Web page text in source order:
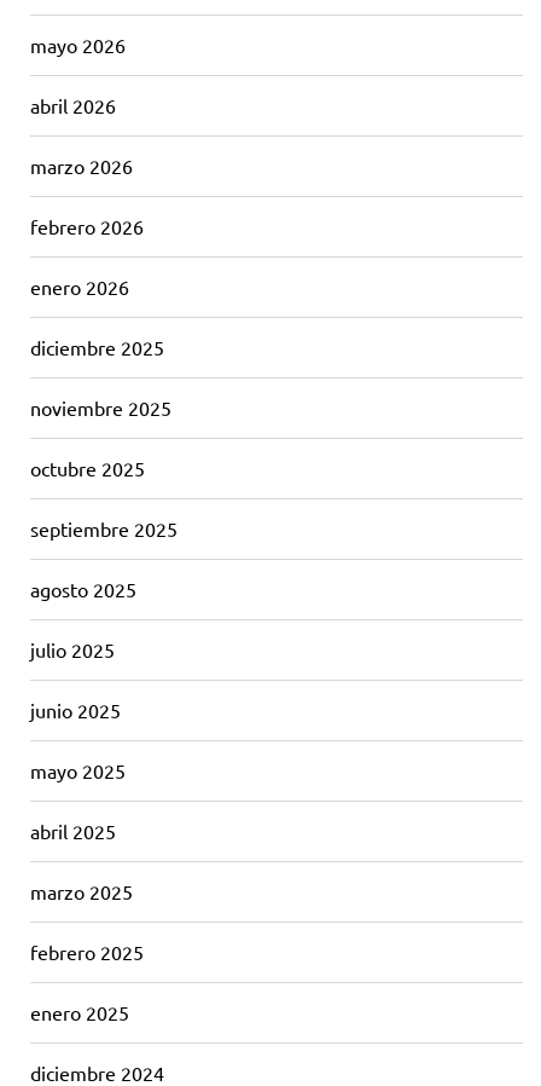
mayo 2026
abril 2026
marzo 2026
febrero 2026
enero 2026
diciembre 2025
noviembre 2025
octubre 2025
septiembre 2025
agosto 2025
julio 2025
junio 2025
mayo 2025
abril 2025
marzo 2025
febrero 2025
enero 2025
diciembre 2024